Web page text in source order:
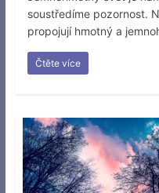
soustředíme pozornost.
propojují hmotný a
Čtěte více